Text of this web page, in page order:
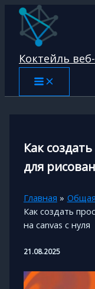
Перейти
содержимому
Коктейль
Как
для
Главная
Общая
Как создать
на canvas с нуля
21.08.2025